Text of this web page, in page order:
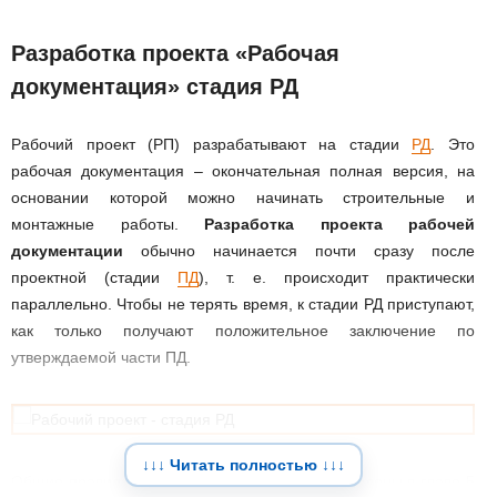
Разработка проекта «Рабочая
документация» стадия РД
Рабочий проект (РП) разрабатывают на стадии РД . Это
рабочая документация – окончательная полная версия, на
основании которой можно начинать строительные и
монтажные работы. Разработка проекта рабочей
документации обычно начинается почти сразу после
проектной (стадии ПД), т. е. происходит практически
параллельно. Чтобы не терять время, к стадии РД приступают,
как только получают положительное заключение по
утверждаемой части ПД.
Общие правила по выполнению РД и ПД приведены в главе 5
↓↓↓ Читать полностью ↓↓↓